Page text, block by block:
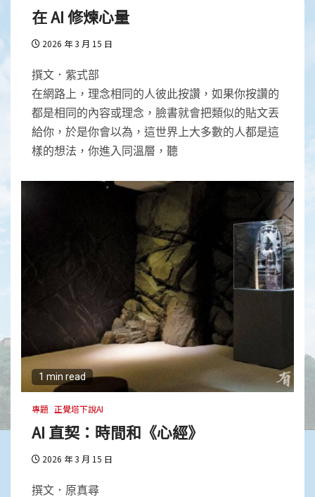
在 AI 修煉心量
2026 年 3 月 15 日
撰文．紫式部
在網路上，理念相同的人彼此按讚，如果你按讚的
都是相同的內容或理念，臉書就會把類似的貼文丟
給你，於是你會以為，這世界上大多數的人都是這
樣的想法，你進入同溫層，聽
1 min read
專題 正覺塔下說AI
AI 直契：時間和《心經》
2026 年 3 月 15 日
撰文．原真尋